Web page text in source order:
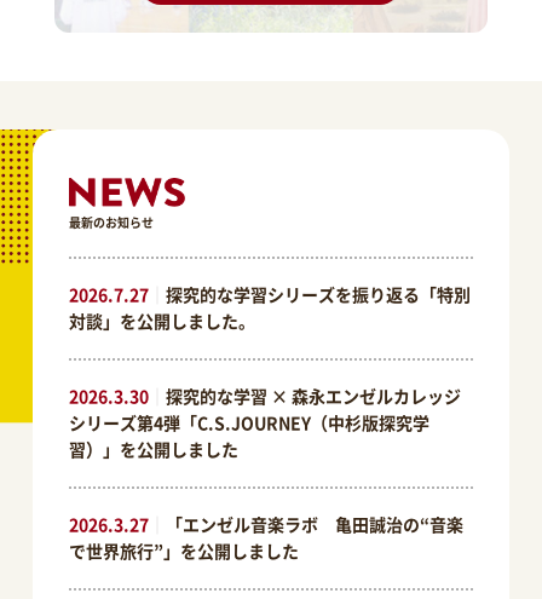
最新のお知らせ
2026.7.27｜ 探究的な学習シリーズを振り返る「特別
対談」を公開しました。
2026.3.30｜ 探究的な学習 × 森永エンゼルカレッジ
シリーズ第4弾「C.S.JOURNEY（中杉版探究学
習）」を公開しました
2026.3.27｜
「エンゼル音楽ラボ 亀田誠治の“音楽
で世界旅行”」を公開しました